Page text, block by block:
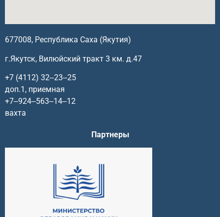
677008, Республика Саха (Якутия)
г.Якутск, Вилюйский тракт 3 км. д.47
+7 (4112) 32‒23‒25
доп.1, приемная
+7‒924‒563‒14‒12
вахта
Партнеры